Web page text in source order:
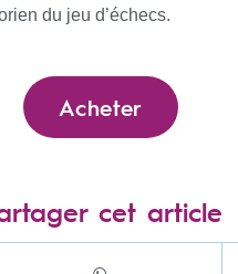
du jeu d’échecs.
Acheter
cet article